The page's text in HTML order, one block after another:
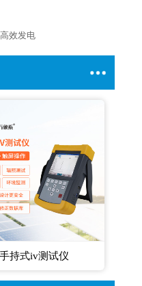
效发电
手持式iv测试仪